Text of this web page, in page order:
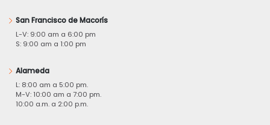
San Francisco de Macorís
L-V: 9:00 am a 6:00 pm
S: 9:00 am a 1:00 pm
Alameda
L: 8:00 am a 5:00 pm.
M-V: 10:00 am a 7:00 pm.
10:00 a.m. a 2:00 p.m.